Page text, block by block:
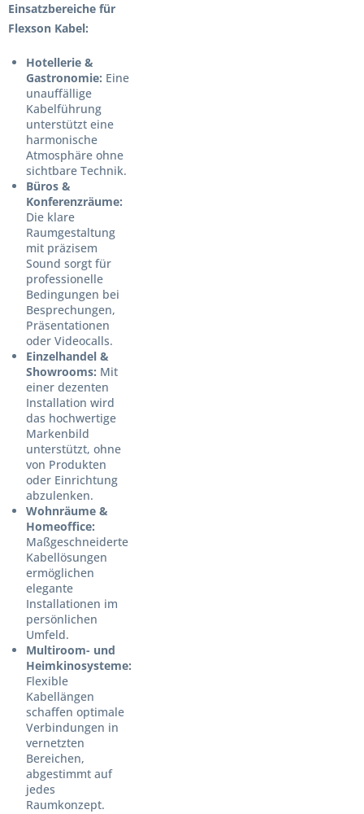
Einsatzbereiche für
Flexson Kabel:
Hotellerie &
Gastronomie: Eine
unauffällige
Kabelführung
unterstützt eine
harmonische
Atmosphäre ohne
sichtbare Technik.
Büros &
Konferenzräume:
Die klare
Raumgestaltung
mit präzisem
Sound sorgt für
professionelle
Bedingungen bei
Besprechungen,
Präsentationen
oder Videocalls.
Einzelhandel &
Showrooms: Mit
einer dezenten
Installation wird
das hochwertige
Markenbild
unterstützt, ohne
von Produkten
oder Einrichtung
abzulenken.
Wohnräume &
Homeoffice:
Maßgeschneiderte
Kabellösungen
ermöglichen
elegante
Installationen im
persönlichen
Umfeld.
Multiroom- und
Heimkinosysteme:
Flexible
Kabellängen
schaffen optimale
Verbindungen in
vernetzten
Bereichen,
abgestimmt auf
jedes
Raumkonzept.